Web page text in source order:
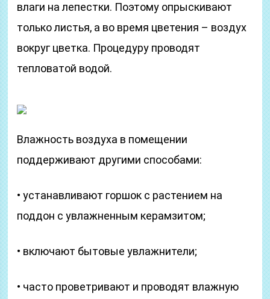
влаги на лепестки. Поэтому опрыскивают
только листья, а во время цветения – воздух
вокруг цветка. Процедуру проводят
тепловатой водой.
Влажность воздуха в помещении
поддерживают другими способами:
• устанавливают горшок с растением на
поддон с увлажненным керамзитом;
• включают бытовые увлажнители;
• часто проветривают и проводят влажную